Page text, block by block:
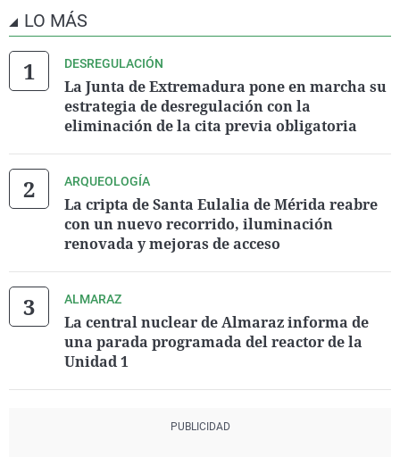
LO MÁS
DESREGULACIÓN
La Junta de Extremadura pone en marcha su
estrategia de desregulación con la
eliminación de la cita previa obligatoria
ARQUEOLOGÍA
La cripta de Santa Eulalia de Mérida reabre
con un nuevo recorrido, iluminación
renovada y mejoras de acceso
ALMARAZ
La central nuclear de Almaraz informa de
una parada programada del reactor de la
Unidad 1